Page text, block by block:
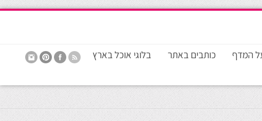
המדף כותבים באתר בלוגי אוכל בארץ